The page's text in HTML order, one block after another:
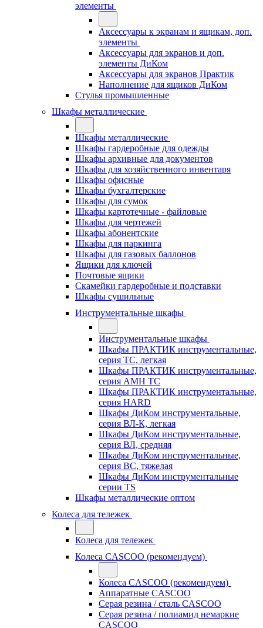
элементы
Аксессуары к экранам и ящикам, доп.
элементы
Аксессуары для экранов и доп.
элементы ДиКом
Аксессуары для экранов Практик
Наполнение для ящиков ДиКом
Стулья промышленные
Шкафы металлические
Шкафы металлические
Шкафы гардеробные для одежды
Шкафы архивные для документов
Шкафы для хозяйственного инвентаря
Шкафы офисные
Шкафы бухгалтерские
Шкафы для сумок
Шкафы картотечные - файловые
Шкафы для чертежей
Шкафы абонентские
Шкафы для паркинга
Шкафы для газовых баллонов
Ящики для ключей
Почтовые ящики
Скамейки гардеробные и подставки
Шкафы сушильные
Инструментальные шкафы
Инструментальные шкафы
Шкафы ПРАКТИК инструментальные,
серия ТC, легкая
Шкафы ПРАКТИК инструментальные,
серия AMH TC
Шкафы ПРАКТИК инструментальные,
серия HARD
Шкафы ДиКом инструментальные,
cерия ВЛ-К, легкая
Шкафы ДиКом инструментальные,
серия ВЛ, средняя
Шкафы ДиКом инструментальные,
серия ВС, тяжелая
Шкафы ДиКом инструментальные
серии TS
Шкафы металлические оптом
Колеса для тележек
Колеса для тележек
Колеса CASCOO (рекомендуем)
Колеса CASCOO (рекомендуем)
Аппаратные CASCOO
Серая резина / сталь CASCOO
Серая резина / полиамид немаркие
CASCOO